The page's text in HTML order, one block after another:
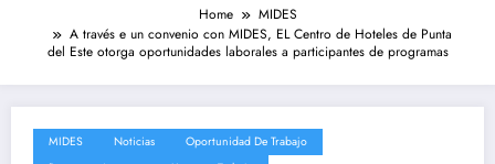
Home
MIDES
A través e un convenio con MIDES, EL Centro de Hoteles de Punta
del Este otorga oportunidades laborales a participantes de programas
MIDES Noticias
Oportunidad De Trabajo